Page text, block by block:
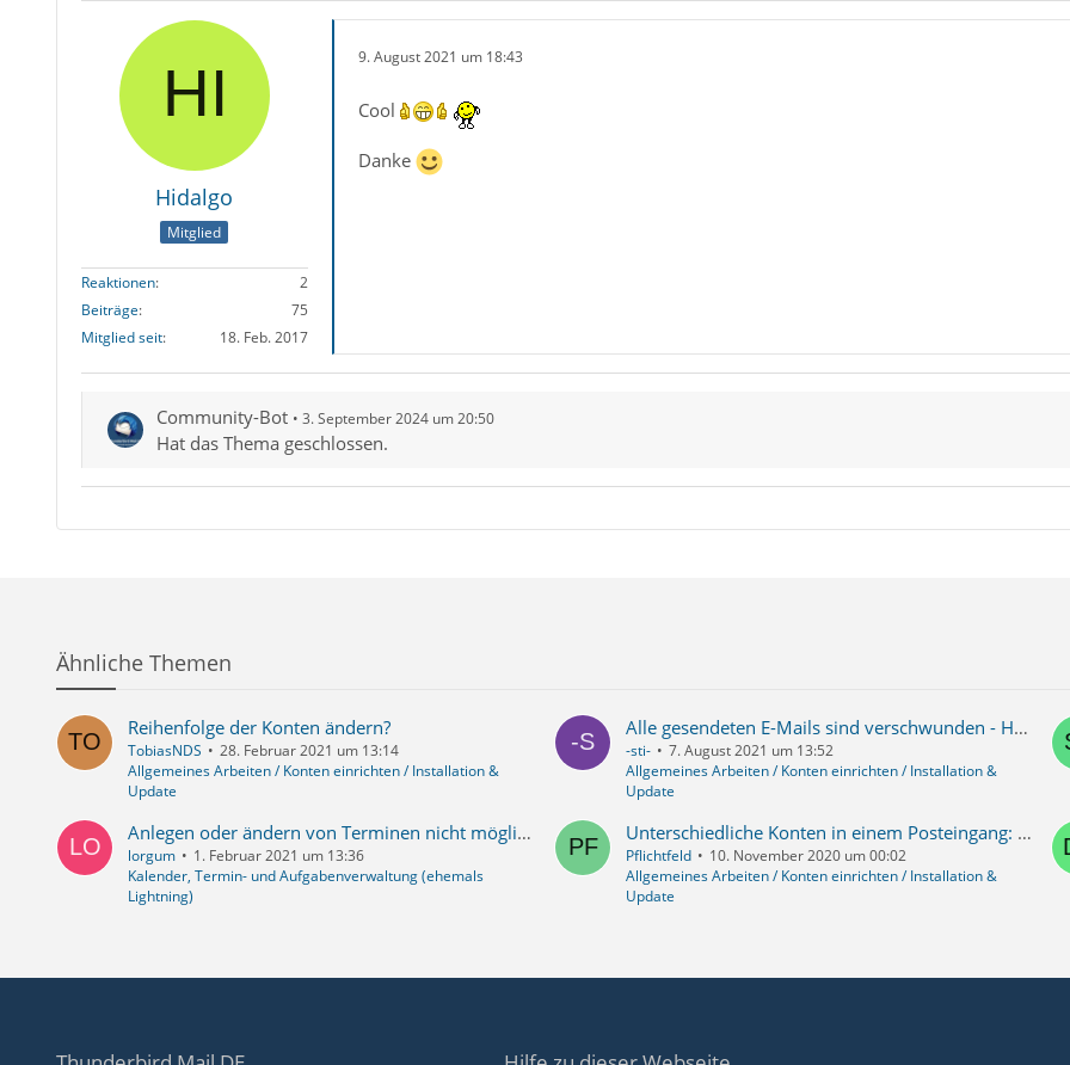
Hidalgo
Mitglied
Reaktionen
2
Beiträge
75
Mitglied seit
18. Feb. 2017
9. August 2021 um 18:43
Cool
Danke
Community-Bot 3. September 2024 um 20:50
Hat das Thema geschlossen.
Ähnliche Themen
Reihenfolge der Konten ändern?
TobiasNDS
28. Februar 2021 um 13:14
Allgemeines Arbeiten / Konten einrichten / Installation &
Update
Alle gesendeten E-Mails sind verschwunden - Habe doch nur einen neuen Unterordner unter "Gesendet" erstellt
-sti-
7. August 2021 um 13:52
Allgemeines Arbeiten / Konten einrichten / Installation &
Update
Anlegen oder ändern von Terminen nicht möglich
lorgum
1. Februar 2021 um 13:36
Kalender, Termin- und Aufgabenverwaltung (ehemals
Lightning)
Unterschiedliche Konten in einem Posteingang: Trotzdem unterschiedliche Antwortadressen möglich?
Pflichtfeld
10. November 2020 um 00:02
Allgemeines Arbeiten / Konten einrichten / Installation &
Update